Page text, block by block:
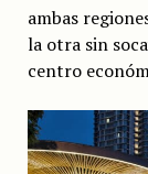
ambas
la otra sin
centro